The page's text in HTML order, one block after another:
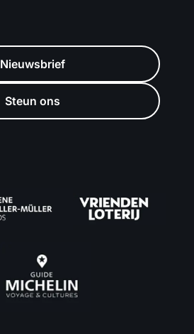
Nieuwsbrief
Steun ons